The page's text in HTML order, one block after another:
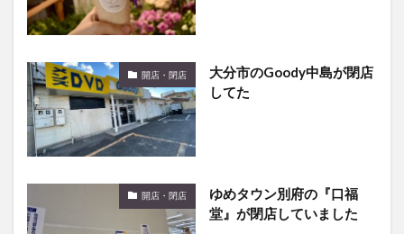
開店・閉店
大分市のGoody中島が閉店
してた
開店・閉店
ゆめタウン別府の『口福
堂』が閉店していました